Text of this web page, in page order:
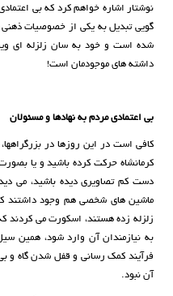
نوشتار اشاره خواهم کرد که بی
گویی تبدیل به یکی از خصوصیات ذهنی
شده است و خود به سان زلزله ای
داشته های موجودمان است!
بی اعتمادی مردم به نهادها و مسئولان
کافی است در این روزها در
کرمانشاه حرکت کرده باشید و یا
دست کم تصاویری دیده باشید، می
ماشین های شخصی هم وجود داشتند
زلزله زده هستند، اسکورت می کردند
به نیازمندان آن وارد شود، همین
فرآیند کمک رسانی و قفل شدن گاه و بی
آن نبود.